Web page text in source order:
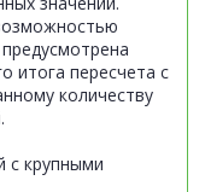
итога пересчета с
количеству
с крупными